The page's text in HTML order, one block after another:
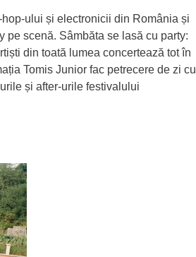
ului și electronicii din România și
scenă. Sâmbăta se lasă cu party:
din toată lumea concertează tot în
Tomis Junior fac petrecere de zi cu
și after-urile festivalului